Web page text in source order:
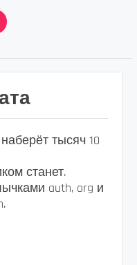
тысяч 10
станет.
auth, org и